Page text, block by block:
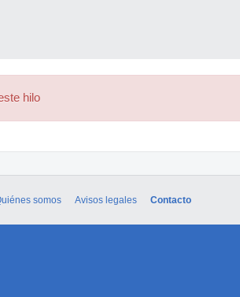
hilo
somos Avisos legales Contacto